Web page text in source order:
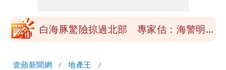
砸重金再買一整桌卡盒
白海豚驚險掠過北部 專家估：海警明發
壹蘋新聞網 地產王